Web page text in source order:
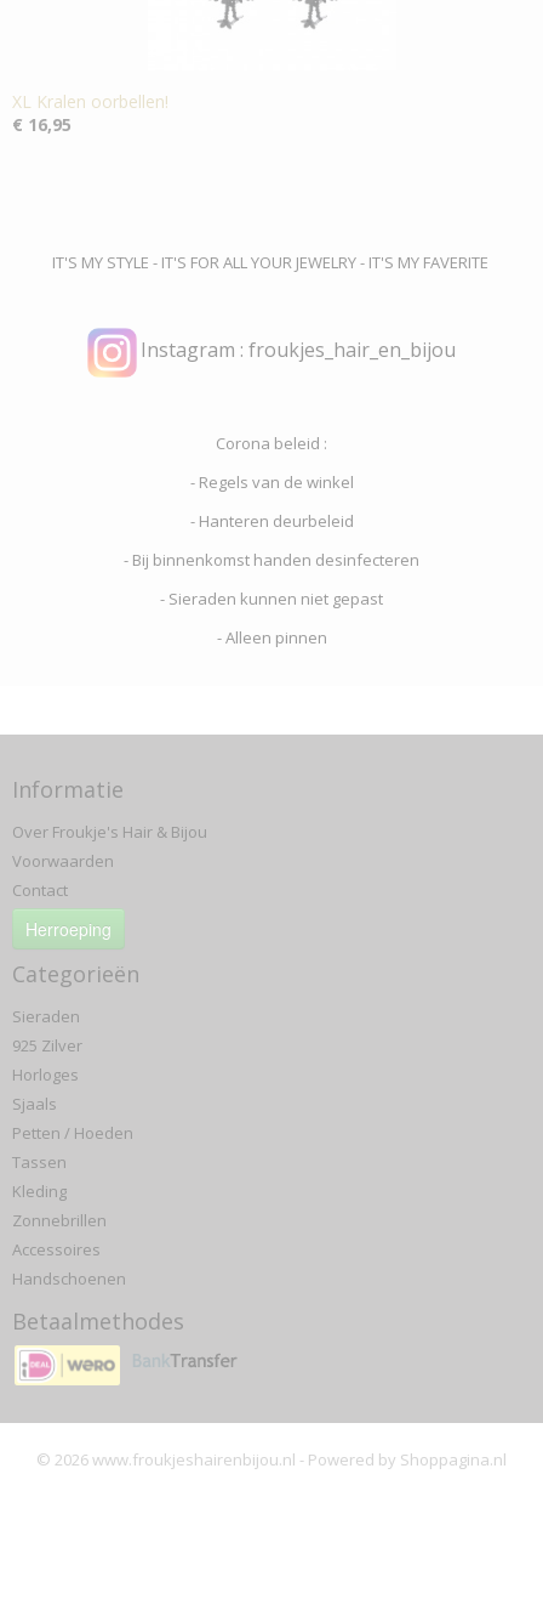
XL Kralen oorbellen!
€ 16,95
IT'S MY STYLE - IT'S FOR ALL YOUR JEWELRY - IT'S MY FAVERITE
Instagram : froukjes_hair_en_bijou
Corona beleid :
- Regels van de winkel
- Hanteren deurbeleid
- Bij binnenkomst handen desinfecteren
- Sieraden kunnen niet gepast
- Alleen pinnen
Informatie
Over Froukje's Hair & Bijou
Voorwaarden
Contact
Herroeping
Categorieën
Sieraden
925 Zilver
Horloges
Sjaals
Petten / Hoeden
Tassen
Kleding
Zonnebrillen
Accessoires
Handschoenen
Betaalmethodes
© 2026 www.froukjeshairenbijou.nl - Powered by Shoppagina.nl